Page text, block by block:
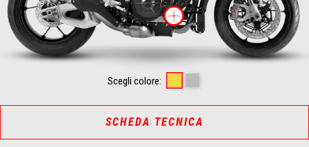
Maggiori
Scegli colore:
SCHEDA TECNICA